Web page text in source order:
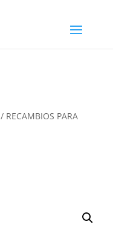
/ RECAMBIOS PARA